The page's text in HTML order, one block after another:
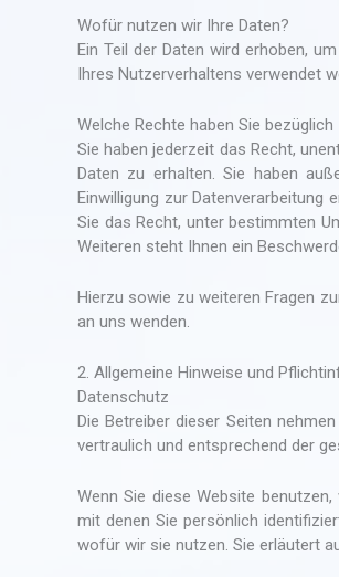
Wofür nutzen wir Ihre Daten?
Ein Teil der Daten wird erhoben,
Ihres Nutzerverhaltens verwendet
Welche Rechte haben Sie bezüglich
Sie haben jederzeit das Recht,
Daten zu erhalten. Sie haben
Einwilligung zur Datenverarbeitung
Sie das Recht, unter bestimmten
Weiteren steht Ihnen ein
Hierzu sowie zu weiteren Fragen
an uns wenden.
2. Allgemeine Hinweise und
Datenschutz
Die Betreiber dieser Seiten
vertraulich und entsprechend der
Wenn Sie diese Website
mit denen Sie persönlich
wofür wir sie nutzen. Sie erläutert